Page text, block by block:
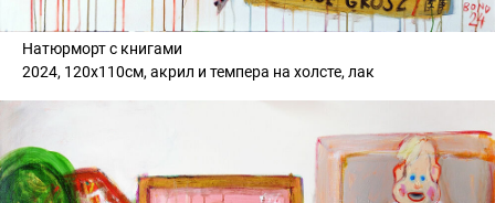
Натюрморт с книгами
2024, 120х110см, акрил и темпера на холсте, лак